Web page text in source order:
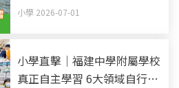
趣味
小學 2026-07-01
小學直擊｜福建中學附屬學校
真正自主學習 6大領域自行選